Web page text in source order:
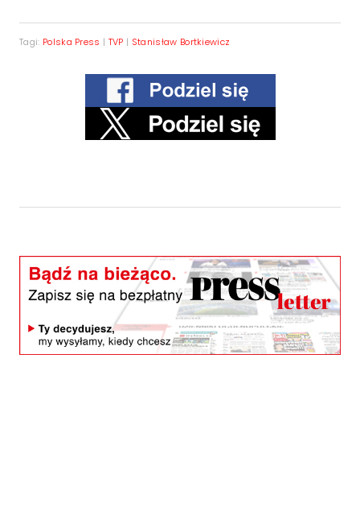
Tagi: Polska Press | TVP | Stanisław Bortkiewicz